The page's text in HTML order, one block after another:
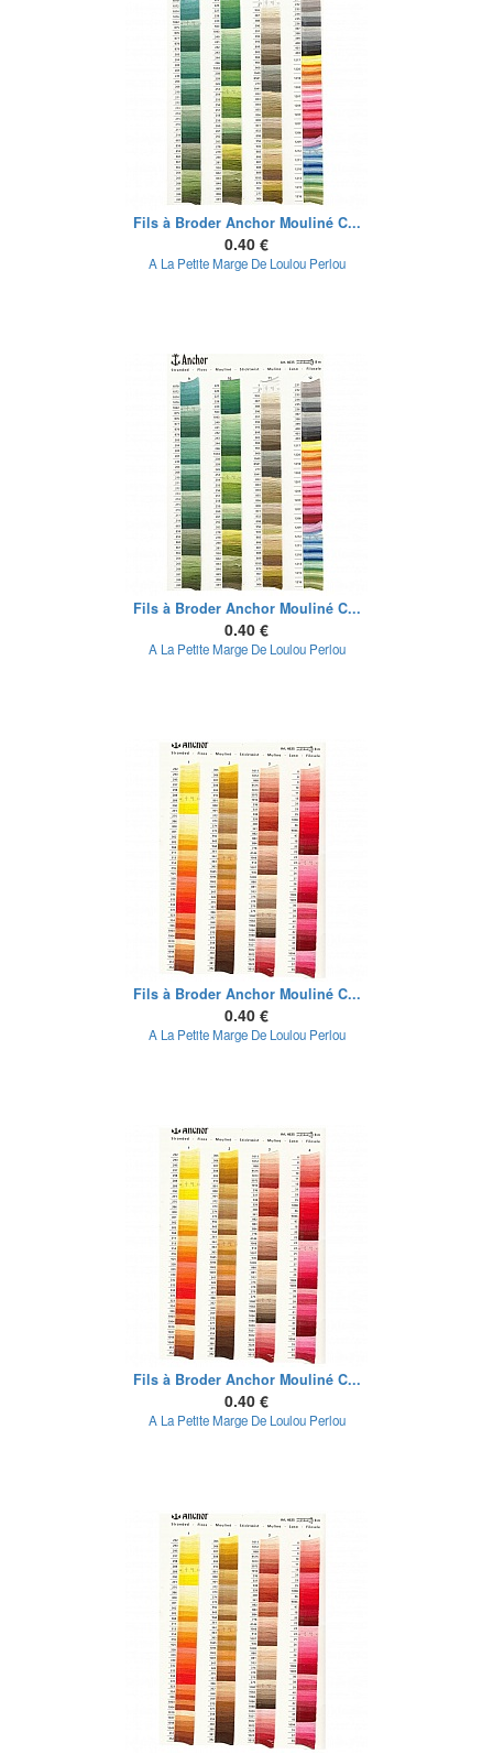
Fils à Broder Anchor Mouliné C...
0.40 €
A La Petite Marge De Loulou Perlou
Fils à Broder Anchor Mouliné C...
0.40 €
A La Petite Marge De Loulou Perlou
Fils à Broder Anchor Mouliné C...
0.40 €
A La Petite Marge De Loulou Perlou
Fils à Broder Anchor Mouliné C...
0.40 €
A La Petite Marge De Loulou Perlou